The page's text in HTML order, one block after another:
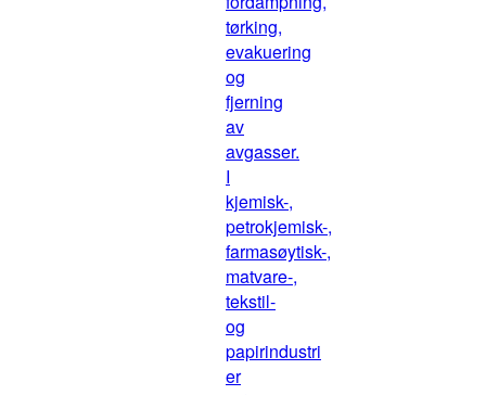
tørking,
evakuering
og
fjerning
av
avgasser.
I
kjemisk-,
petrokjemisk-,
farmasøytisk-,
matvare-,
tekstil-
og
papirindustri
er